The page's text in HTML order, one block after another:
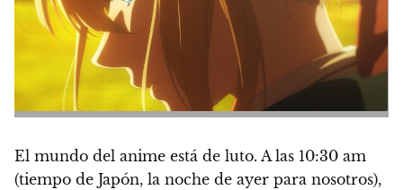
El mundo del anime está de luto. A las 10:30 am
(tiempo de Japón, la noche de ayer para nosotros),